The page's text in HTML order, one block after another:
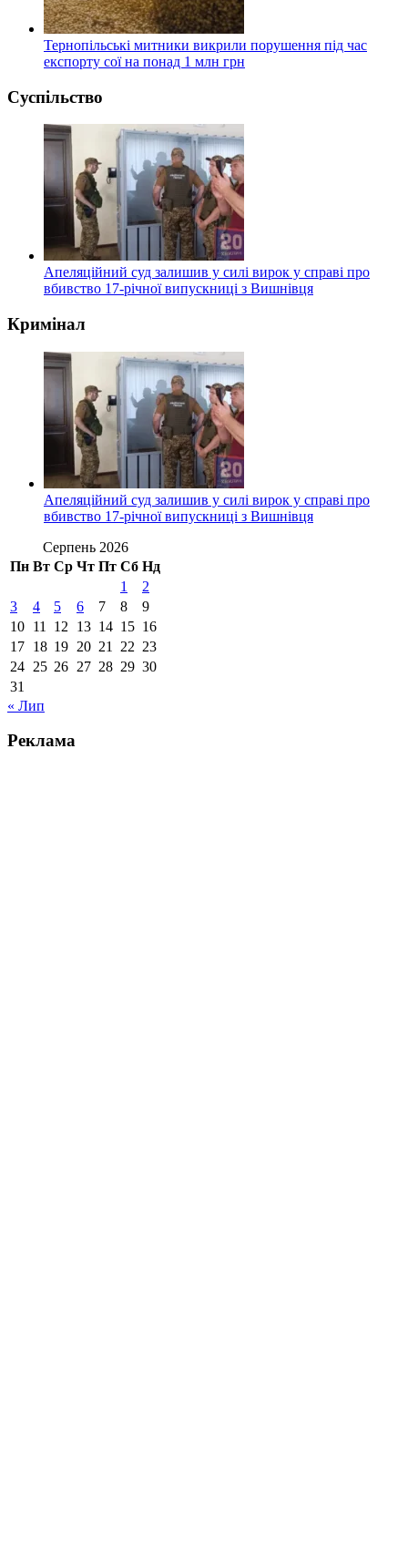
Тернопільські митники викрили порушення під час
експорту сої на понад 1 млн грн
Суспільство
Апеляційний суд залишив у силі вирок у справі про
вбивство 17-річної випускниці з Вишнівця
Кримінал
Апеляційний суд залишив у силі вирок у справі про
вбивство 17-річної випускниці з Вишнівця
Серпень 2026
Пн Вт Ср Чт Пт Сб Нд
1
2
3
4 5 6 7 8
9
10 11 12 13 14 15 16
17 18 19 20 21 22 23
24 25 26 27 28 29 30
31
« Лип
Реклама